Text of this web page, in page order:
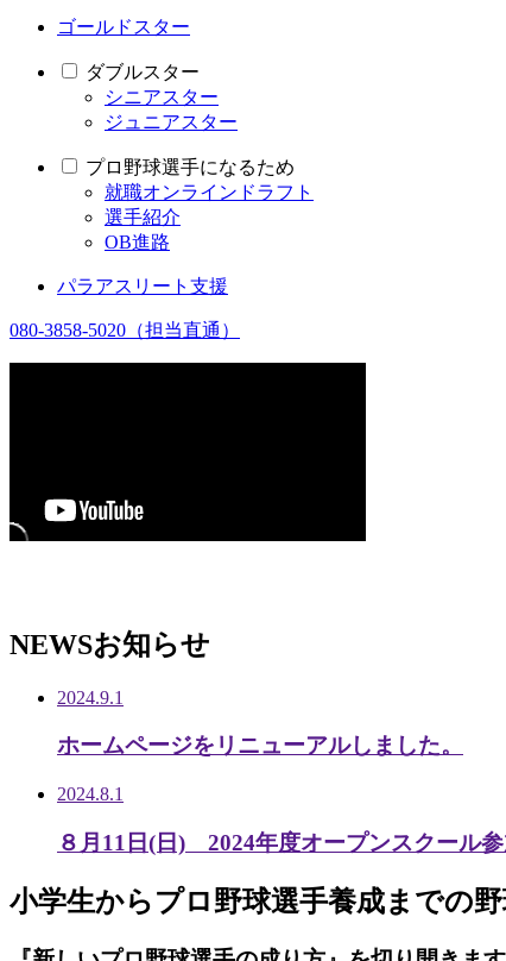
ゴールドスター
ダブルスター
シニアスター
ジュニアスター
プロ野球選手になるため
就職オンラインドラフト
選手紹介
OB進路
パラアスリート支援
080-3858-5020 （担当直通）
NEWSお知らせ
2024.9.1
ホームページをリニューアルしました。
2024.8.1
８月11日(日) 2024年度オープンスクール
小学生からプロ野球選手養成までの